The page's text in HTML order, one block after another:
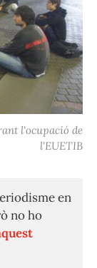
l'ocupació de
l'EUETIB
en
no ho